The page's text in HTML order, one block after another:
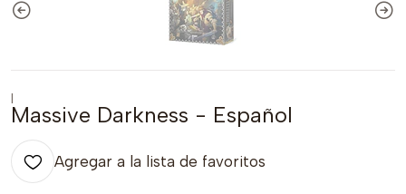
|
Massive Darkness - Español
Agregar a la lista de favoritos